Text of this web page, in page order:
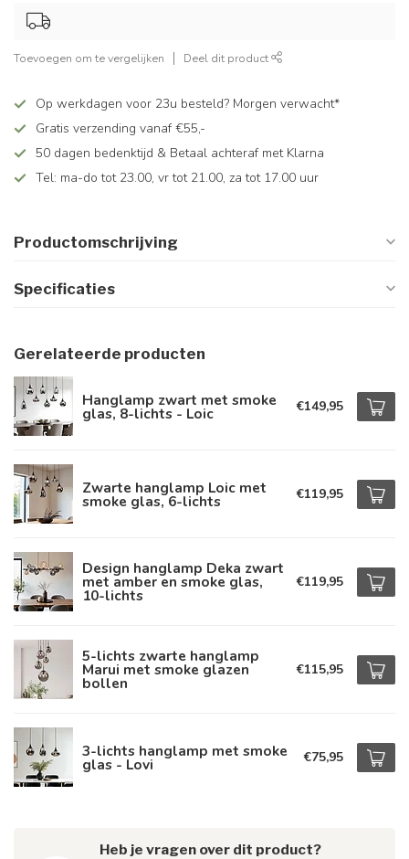
Toevoegen om te vergelijken Deel dit product
Op werkdagen voor 23u besteld? Morgen verwacht*
Gratis verzending vanaf €55,-
50 dagen bedenktijd & Betaal achteraf met Klarna
Tel: ma-do tot 23.00, vr tot 21.00, za tot 17.00 uur
Productomschrijving
Specificaties
Gerelateerde producten
Hanglamp zwart met smoke
glas, 8-lichts - Loic €149,95
Zwarte hanglamp Loic met
smoke glas, 6-lichts €119,95
Design hanglamp Deka zwart
met amber en smoke glas,
10-lichts
€119,95
5-lichts zwarte hanglamp
Marui met smoke glazen
bollen
€115,95
3-lichts hanglamp met smoke
glas - Lovi €75,95
Heb je vragen over dit product?